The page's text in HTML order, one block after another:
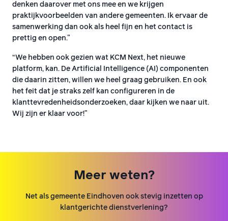
denken daarover met ons mee en we krijgen
praktijkvoorbeelden van andere gemeenten. Ik ervaar de
samenwerking dan ook als heel fijn en het contact is
prettig en open.”
“We hebben ook gezien wat KCM Next, het nieuwe
platform, kan. De Artificial Intelligence (AI) componenten
die daarin zitten, willen we heel graag gebruiken. En ook
het feit dat je straks zelf kan configureren in de
klanttevredenheidsonderzoeken, daar kijken we naar uit.
Wij zijn er klaar voor!”
Meer weten?
Net als gemeente Eindhoven ook stevig inzetten op
klantgerichte dienstverlening?